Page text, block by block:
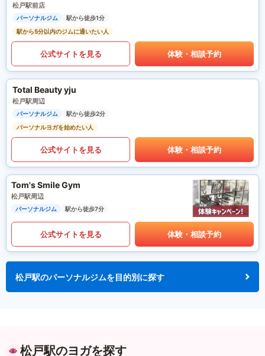
松戸駅前店
パーソナルジム
駅から徒歩1分
駅から5分以内のジムに通いたい人
公式サイトを見る 体験・相談予約
Total Beauty yju
松戸駅周辺
パーソナルジム
駅から徒歩2分
パーソナルヨガを始めたい人
公式サイトを見る 体験・相談予約
Tom's Smile Gym
松戸駅周辺
パーソナルジム 駅から徒歩7分
公式サイトを見る 体験・相談予約
松戸駅のパーソナルジムを目的別に探す
松戸駅のヨガを探す